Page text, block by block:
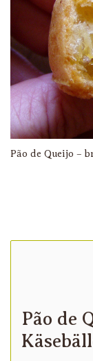
Pão de Queijo –
Pão de